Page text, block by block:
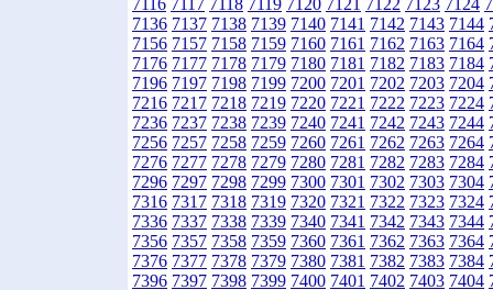
7116 7117 7118 7119 7120 7121 7122 7123 7124
7136 7137 7138 7139 7140 7141 7142 7143 7144
7156 7157 7158 7159 7160 7161 7162 7163 7164
7176 7177 7178 7179 7180 7181 7182 7183 7184
7196 7197 7198 7199 7200 7201 7202 7203 7204
7216 7217 7218 7219 7220 7221 7222 7223 7224
7236 7237 7238 7239 7240 7241 7242 7243 7244
7256 7257 7258 7259 7260 7261 7262 7263 7264
7276 7277 7278 7279 7280 7281 7282 7283 7284
7296 7297 7298 7299 7300 7301 7302 7303 7304
7316 7317 7318 7319 7320 7321 7322 7323 7324
7336 7337 7338 7339 7340 7341 7342 7343 7344
7356 7357 7358 7359 7360 7361 7362 7363 7364
7376 7377 7378 7379 7380 7381 7382 7383 7384
7396 7397 7398 7399 7400 7401 7402 7403 7404